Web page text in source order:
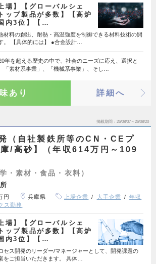
場】【グローバルシェ
ップ製品が多数】【高炉
内3位】【…
料の創出、耐熱・高温強度を制御できる材料技術の開
。 【具体的には】 ●合金設計…
年を超える歴史の中で、社会のニーズに応え、選択と
「素材系事業」、「機械系事業」、そし…
あり 詳細へ
掲載期間 26/08/07～26/08/20
（自社製鉄所等のCN・CEプ
庫/高砂】（年収614万円～109
・素材・食品・衣料）
円 兵庫県 上場企業 大手企業
年収
ス勤務
場】【グローバルシェ
ップ製品が多数】【高炉
内3位】【…
ス開発のリーダー/マネージャーとして、開発課題の
をご担当いただきます。 具体…